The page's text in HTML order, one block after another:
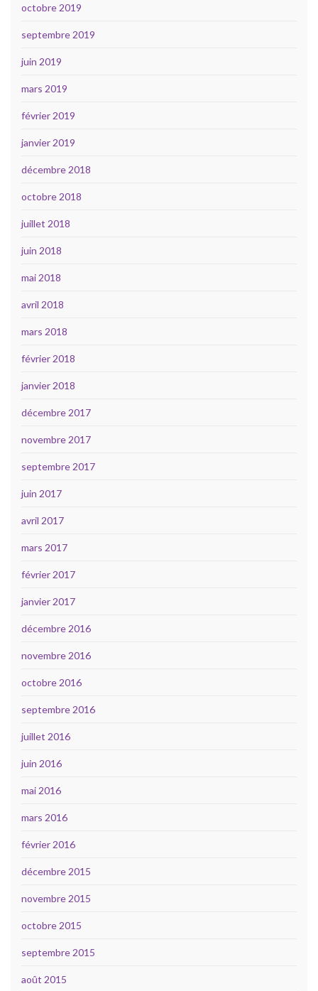
octobre 2019
septembre 2019
juin 2019
mars 2019
février 2019
janvier 2019
décembre 2018
octobre 2018
juillet 2018
juin 2018
mai 2018
avril 2018
mars 2018
février 2018
janvier 2018
décembre 2017
novembre 2017
septembre 2017
juin 2017
avril 2017
mars 2017
février 2017
janvier 2017
décembre 2016
novembre 2016
octobre 2016
septembre 2016
juillet 2016
juin 2016
mai 2016
mars 2016
février 2016
décembre 2015
novembre 2015
octobre 2015
septembre 2015
août 2015